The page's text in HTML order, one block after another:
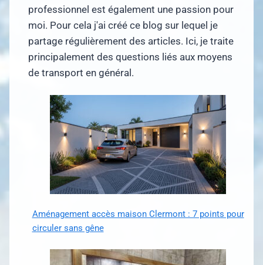
professionnel est également une passion pour
moi. Pour cela j'ai créé ce blog sur lequel je
partage régulièrement des articles. Ici, je traite
principalement des questions liés aux moyens
de transport en général.
Aménagement accès maison Clermont : 7 points pour
circuler sans gêne